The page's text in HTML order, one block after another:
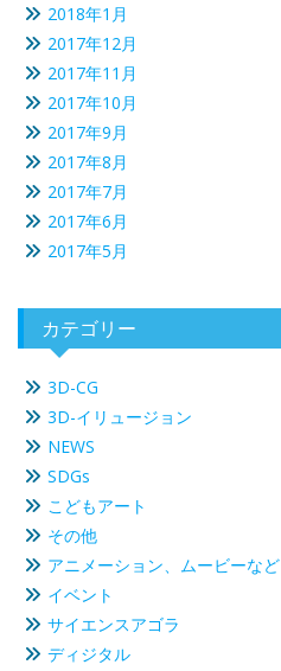
2018年1月
2017年12月
2017年11月
2017年10月
2017年9月
2017年8月
2017年7月
2017年6月
2017年5月
カテゴリー
3D-CG
3D-イリュージョン
NEWS
SDGs
こどもアート
その他
アニメーション、ムービーなど
イベント
サイエンスアゴラ
ディジタル